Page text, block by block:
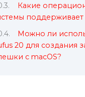
Какие
поддерживает
Можно ли
20 для создания
с macOS?